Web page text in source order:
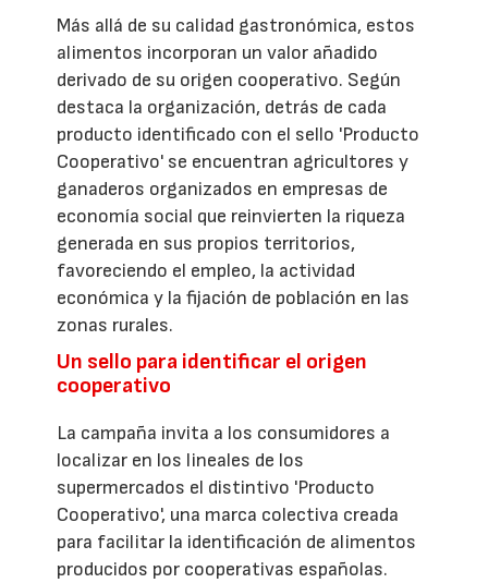
Más allá de su calidad gastronómica, estos
alimentos incorporan un valor añadido
derivado de su origen cooperativo. Según
destaca la organización, detrás de cada
producto identificado con el sello 'Producto
Cooperativo' se encuentran agricultores y
ganaderos organizados en empresas de
economía social que reinvierten la riqueza
generada en sus propios territorios,
favoreciendo el empleo, la actividad
económica y la fijación de población en las
zonas rurales.
Un sello para identificar el origen
cooperativo
La campaña invita a los consumidores a
localizar en los lineales de los
supermercados el distintivo 'Producto
Cooperativo', una marca colectiva creada
para facilitar la identificación de alimentos
producidos por cooperativas españolas.